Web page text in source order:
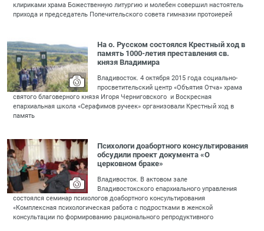
клириками храма Божественную литургию и молебен совершил настоятель
прихода и председатель Попечительского совета гимназии протоиерей
На о. Русском состоялся Крестный ход в
память 1000-летия преставления св.
князя Владимира
Владивосток. 4 октября 2015 года социально-
просветительский центр «Объятия Отча» храма
святого благоверного князя Игоря Черниговского и Воскресная
епархиальная школа «Серафимов ручеек» организовали Крестный ход в
память
Психологи доабортного консультирования
обсудили проект документа «О
церковном браке»
Владивосток. В актовом зале
Владивостокского епархиального управления
состоялся семинар психологов доабортного консультирования
«Комплексная психологическая работа с подростками в женской
консультации по формированию рационального репродуктивного